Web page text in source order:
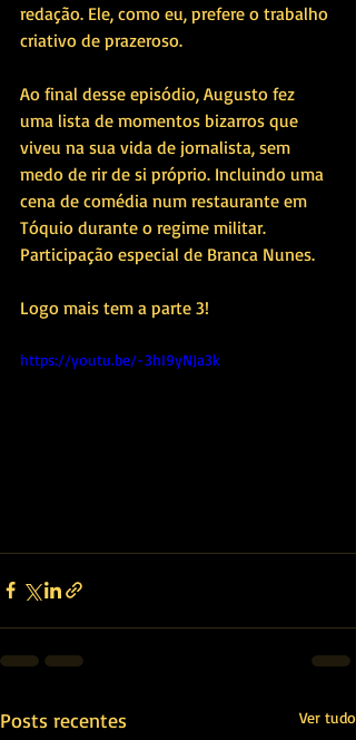
redação. Ele, como eu, prefere o trabalho
criativo de prazeroso.
Ao final desse episódio, Augusto fez
uma lista de momentos bizarros que
viveu na sua vida de jornalista, sem
medo de rir de si próprio. Incluindo uma
cena de comédia num restaurante em
Tóquio durante o regime militar.
Participação especial de Branca Nunes.
Logo mais tem a parte 3!
https://youtu.be/-3hI9yNJa3k
Posts recentes Ver tudo